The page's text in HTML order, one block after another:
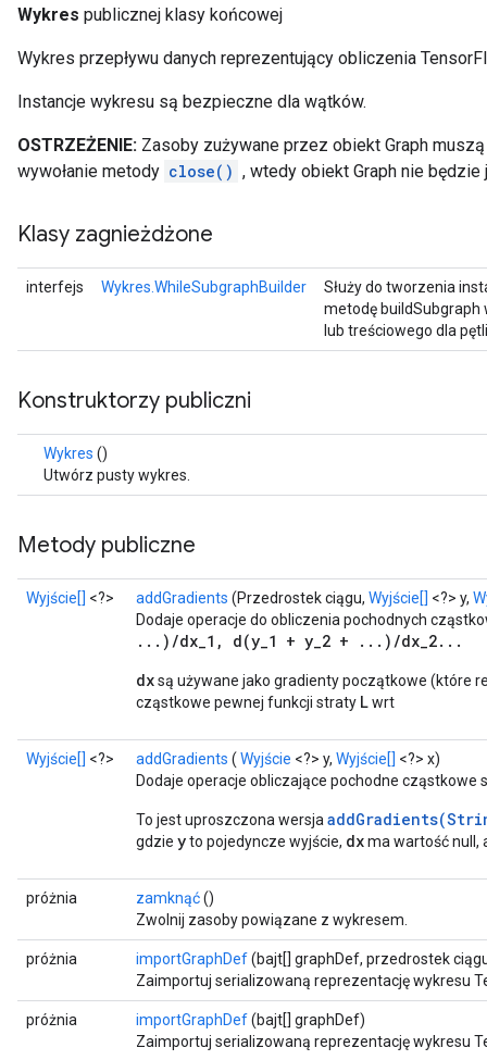
Wykres publicznej klasy końcowej
Wykres przepływu danych reprezentujący obliczenia
Instancje wykresu są bezpieczne dla wątków.
OSTRZEŻENIE: Zasoby zużywane przez obiekt Graph
wywołanie metody close() , wtedy obiekt Graph nie będzie
Klasy zagnieżdżone
interfejs Wykres.WhileSubgraphBuilder
Służy do tworzenia
metodę
lub treściowego dla
Konstruktorzy publiczni
Wykres ()
Utwórz pusty wykres.
Metody publiczne
Wyjście[] <?> addGradients (Przedrostek ciągu, Wyjście[] <?> y,
Dodaje operacje do obliczenia pochodnych
...)/dx_1, d(y_1 + y_2 + ...)/dx_2...
dxsą używane jako gradienty początkowe (które
cząstkowe pewnej funkcji straty Lwrt
Wyjście[] <?> addGradients ( Wyjście <?> y, Wyjście[] <?> x)
Dodaje operacje obliczające pochodne cząstkowe
To jest uproszczona wersja
gdzie yto pojedyncze wyjście, dxma wartość null,
próżnia zamknąć()
Zwolnij zasoby powiązane z wykresem.
próżnia importGraphDef(bajt[] graphDef, przedrostek
Zaimportuj serializowaną reprezentację wykresu
próżnia importGraphDef(bajt[] graphDef)
Zaimportuj serializowaną reprezentację wykresu